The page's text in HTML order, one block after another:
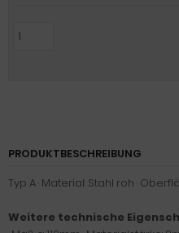
PRODUKTBESCHREIBUNG
Typ A · Material: Stahl roh ·
Weitere technische